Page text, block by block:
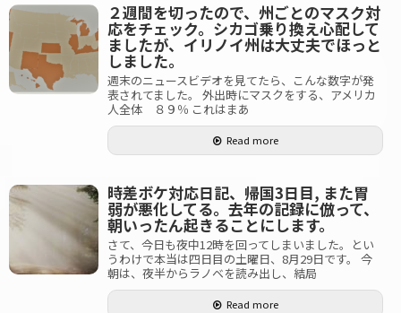
２週間を切ったので、州ごとのマスク対
応をチェック。シカゴ乗り換え心配して
ましたが、イリノイ州は大丈夫でほっと
しました。
週末のニュースビデオを見てたら、こんな数字が発
表されてました。 外出時にマスクをする、アメリカ
人全体 ８９％ これはまあ
Read more
時差ボケ対応日記、帰国3日目, また胃
弱が悪化してる。去年の記録に倣って、
朝いったん起きることにします。
さて、今日も夜中12時を回ってしまいました。とい
うわけで本当は四日目の土曜日、8月29日です。 今
朝は、夜半からラノベを読み出し、結局
Read more